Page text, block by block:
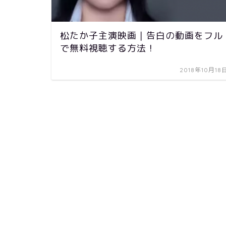
松たか子主演映画｜告白の動画をフル
で無料視聴する方法！
2018年10月18日